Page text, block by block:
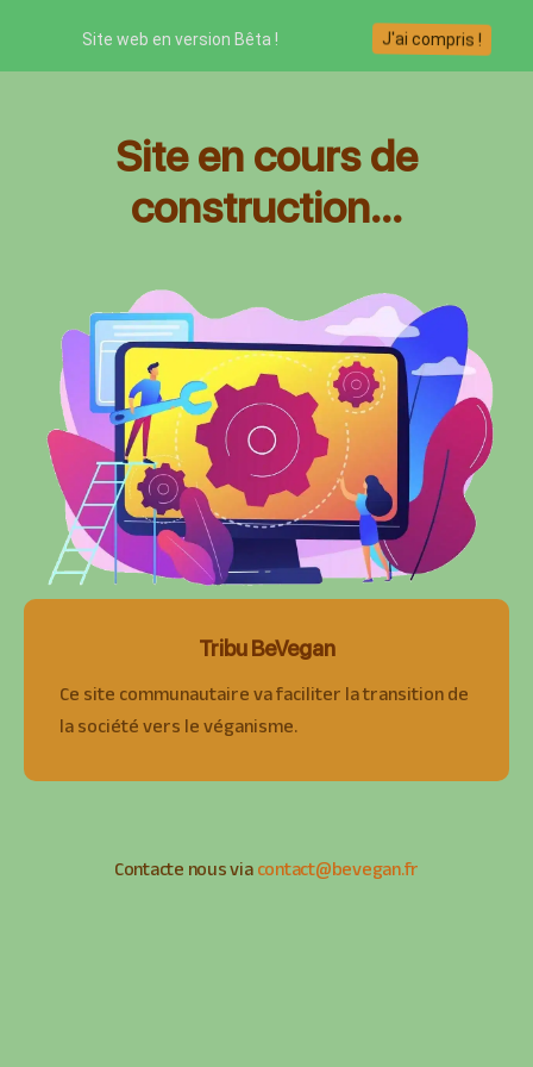
Site en cours de
construction...
Tribu BeVegan
Ce site communautaire va faciliter la transition de
la société vers le véganisme.
Contacte nous viacontact@bevegan.fr
Site web en version Bêta ! J'ai compris !